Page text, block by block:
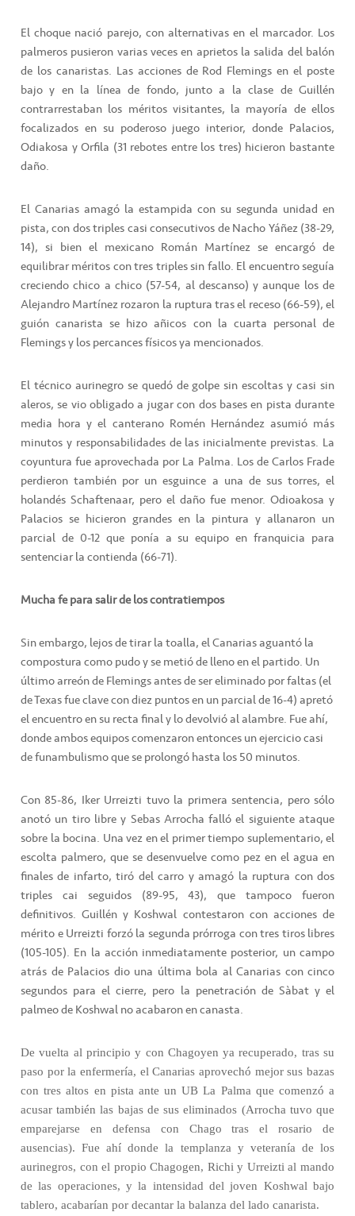
El choque nació parejo, con alternativas en el marcador. Los
palmeros pusieron varias veces en aprietos la salida del balón
de los canaristas. Las acciones de Rod Flemings en el poste
bajo y en la línea de fondo, junto a la clase de Guillén
contrarrestaban los méritos visitantes, la mayoría de ellos
focalizados en su poderoso juego interior, donde Palacios,
Odiakosa y Orfila (31 rebotes entre los tres) hicieron bastante
daño.
El Canarias amagó la estampida con su segunda unidad en
pista, con dos triples casi consecutivos de Nacho Yáñez (38-29,
14), si bien el mexicano Román Martínez se encargó de
equilibrar méritos con tres triples sin fallo. El encuentro seguía
creciendo chico a chico (57-54, al descanso) y aunque los de
Alejandro Martínez rozaron la ruptura tras el receso (66-59), el
guión canarista se hizo añicos con la cuarta personal de
Flemings y los percances físicos ya mencionados.
El técnico aurinegro se quedó de golpe sin escoltas y casi sin
aleros, se vio obligado a jugar con dos bases en pista durante
media hora y el canterano Romén Hernández asumió más
minutos y responsabilidades de las inicialmente previstas. La
coyuntura fue aprovechada por La Palma. Los de Carlos Frade
perdieron también por un esguince a una de sus torres, el
holandés Schaftenaar, pero el daño fue menor. Odioakosa y
Palacios se hicieron grandes en la pintura y allanaron un
parcial de 0-12 que ponía a su equipo en franquicia para
sentenciar la contienda (66-71).
Mucha fe para salir de los contratiempos
Sin embargo, lejos de tirar la toalla, el Canarias aguantó la
compostura como pudo y se metió de lleno en el partido. Un
último arreón de Flemings antes de ser eliminado por faltas (el
de Texas fue clave con diez puntos en un parcial de 16-4) apretó
el encuentro en su recta final y lo devolvió al alambre. Fue ahí,
donde ambos equipos comenzaron entonces un ejercicio casi
de funambulismo que se prolongó hasta los 50 minutos.
Con 85-86, Iker Urreizti tuvo la primera sentencia, pero sólo
anotó un tiro libre y Sebas Arrocha falló el siguiente ataque
sobre la bocina. Una vez en el primer tiempo suplementario, el
escolta palmero, que se desenvuelve como pez en el agua en
finales de infarto, tiró del carro y amagó la ruptura con dos
triples cai seguidos (89-95, 43), que tampoco fueron
definitivos. Guillén y Koshwal contestaron con acciones de
mérito e Urreizti forzó la segunda prórroga con tres tiros libres
(105-105). En la acción inmediatamente posterior, un campo
atrás de Palacios dio una última bola al Canarias con cinco
segundos para el cierre, pero la penetración de Sàbat y el
palmeo de Koshwal no acabaron en canasta.
De vuelta al principio y con Chagoyen ya recuperado, tras su
paso por la enfermería, el Canarias aprovechó mejor sus bazas
con tres altos en pista ante un UB La Palma que comenzó a
acusar también las bajas de sus eliminados (Arrocha tuvo que
emparejarse en defensa con Chago tras el rosario de
ausencias). Fue ahí donde la templanza y veteranía de los
aurinegros, con el propio Chagogen, Richi y Urreizti al mando
de las operaciones, y la intensidad del joven Koshwal bajo
tablero, acabarían por decantar la balanza del lado canarista.